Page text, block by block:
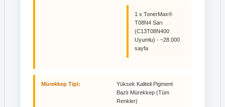
1 x TonerMax®
T08N4 Sarı
(C13T08N400
Uyumlu) - ~28.000
sayfa
Mürekkep Tipi:
Yüksek Kaliteli Pigment
Bazlı Mürekkep (Tüm
Renkler)